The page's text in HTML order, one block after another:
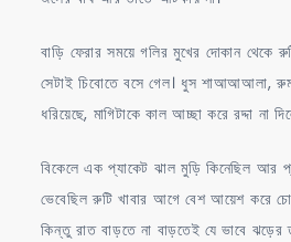
বাড়ি ফেরার সময়ে গলির মুখের দোকান থেকে
সেটাই চিবোতে বসে গেল। ধুস শাআআআলা,
ধরিয়েছে, মাগিটাকে কাল আচ্ছা করে রদ্দা না
বিকেলে এক প্যাকেট ঝাল মুড়ি কিনেছিল আর
ভেবেছিল রুটি খাবার আগে বেশ আয়েশ করে
কিন্তু রাত বাড়তে না বাড়তেই যে ভাবে